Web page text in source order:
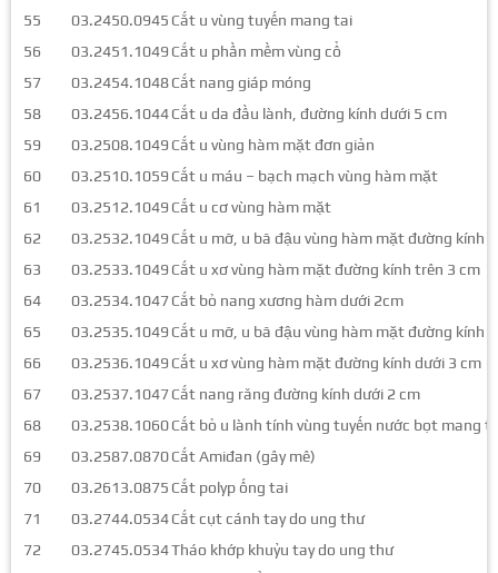
55
03.2450.0945 Cắt u vùng tuyến mang tai
56
03.2451.1049 Cắt u phần mềm vùng cổ
57
03.2454.1048Cắt nang giáp móng
58
03.2456.1044Cắt u da đầu lành, đường kính dưới 5 cm
59
03.2508.1049 Cắt u vùng hàm mặt đơn giản
60
03.2510.1059 Cắt u máu – bạch mạch vùng hàm mặt
61
03.2512.1049 Cắt u cơ vùng hàm mặt
62
03.2532.1049 Cắt u mỡ, u bã đậu vùng hàm mặt đường kính
63
03.2533.1049 Cắt u xơ vùng hàm mặt đường kính trên 3 cm
64
03.2534.1047Cắt bỏ nang xương hàm dưới 2cm
65
03.2535.1049 Cắt u mỡ, u bã đậu vùng hàm mặt đường kính
66
03.2536.1049 Cắt u xơ vùng hàm mặt đường kính dưới 3 cm
67
03.2537.1047Cắt nang răng đường kính dưới 2 cm
68
03.2538.1060Cắt bỏ u lành tính vùng tuyến nước bọt mang
69
03.2587.0870Cắt Amiđan (gây mê)
70
03.2613.0875 Cắt polyp ống tai
71
03.2744.0534Cắt cụt cánh tay do ung thư
72
03.2745.0534Tháo khớp khuỷu tay do ung thư